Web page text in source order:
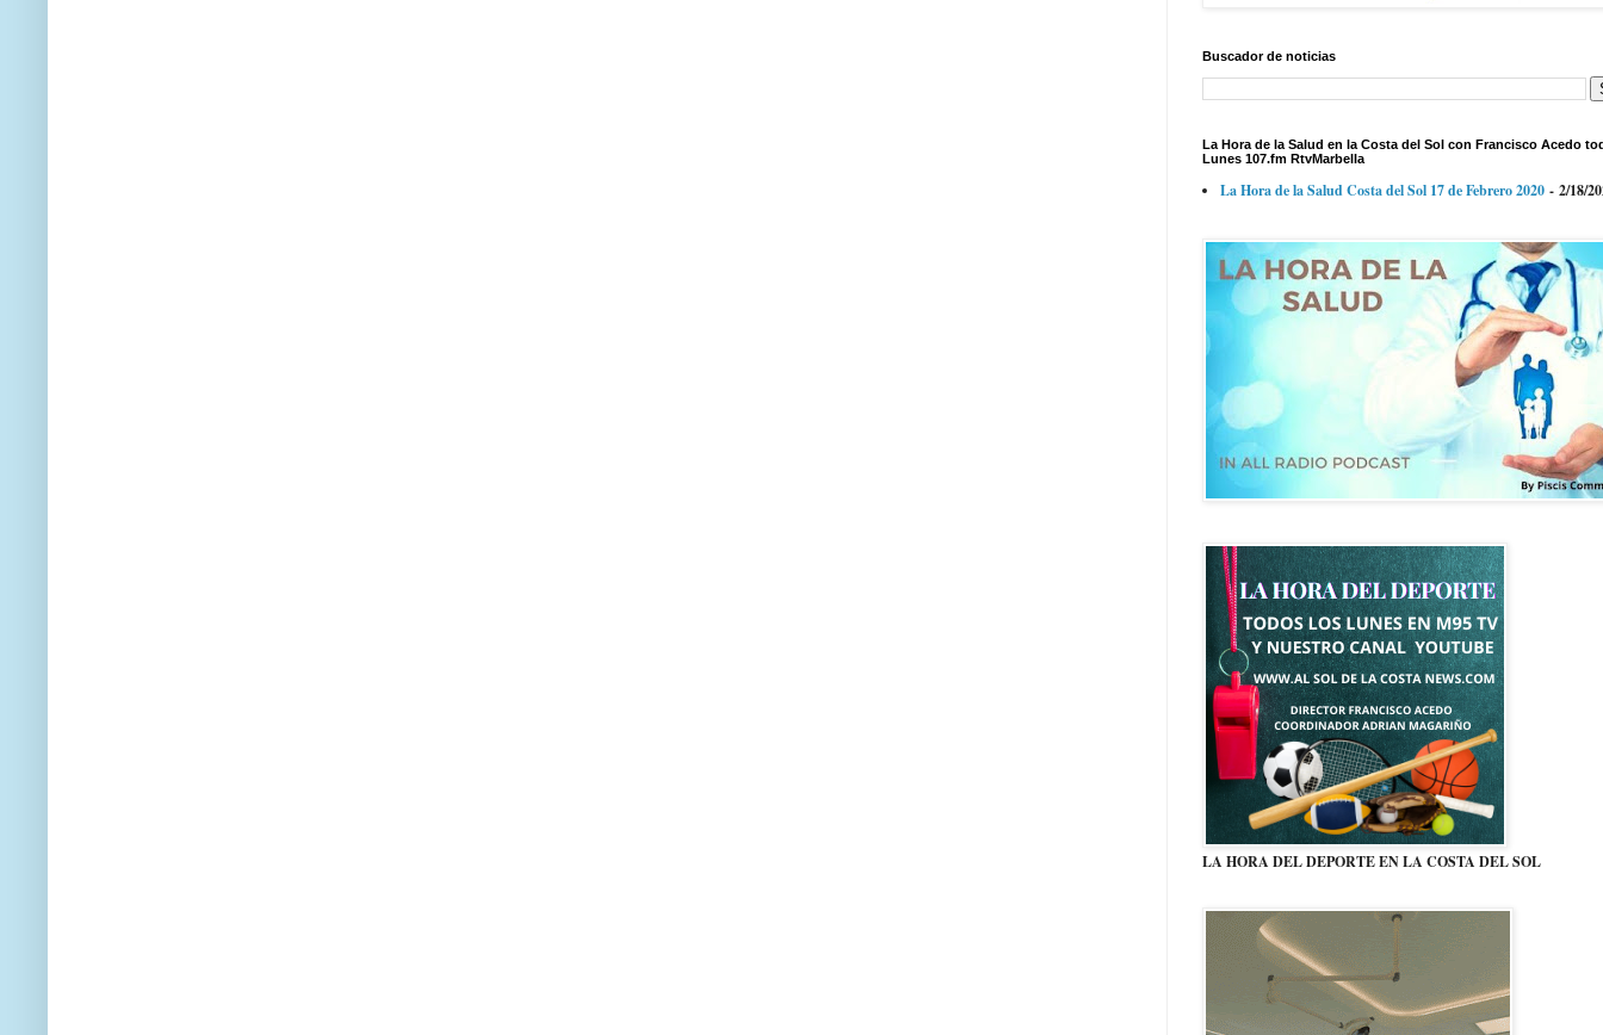
Buscador de noticias
La Hora de la Salud en la Costa del Sol con Francisco Acedo
Lunes 107.fm RtvMarbella
La Hora de la Salud Costa del Sol 17 de Febrero 2020 - 2/18/
LA HORA DEL DEPORTE EN LA COSTA DEL SOL